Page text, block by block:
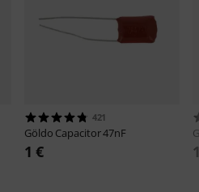
421
Göldo Capacitor 47nF
1 €